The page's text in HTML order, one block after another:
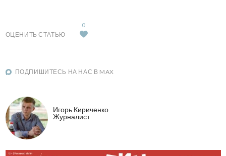
ОЦЕНИТЬ СТАТЬЮ
0
ПОДПИШИТЕСЬ НА НАС В MAX
Игорь Кириченко
Журналист